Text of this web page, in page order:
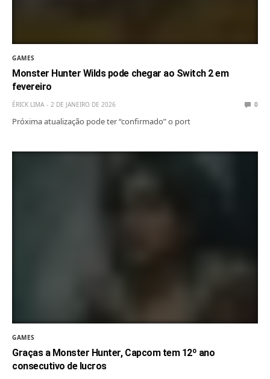
GAMES
Monster Hunter Wilds pode chegar ao Switch 2 em
fevereiro
ÉRICK LIMA 2 DE JANEIRO DE 2026 0
Próxima atualização pode ter “confirmado” o port
GAMES
Graças a Monster Hunter, Capcom tem 12º ano
consecutivo de lucros